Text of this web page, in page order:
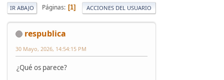
IR ABAJO Páginas 1 ACCIONES DEL USUARIO
respublica
30 Mayo, 2026, 14:54:15 PM
¿Qué os parece?